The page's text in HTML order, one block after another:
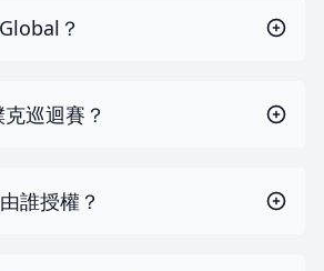
？
巡迴賽？
誰授權？